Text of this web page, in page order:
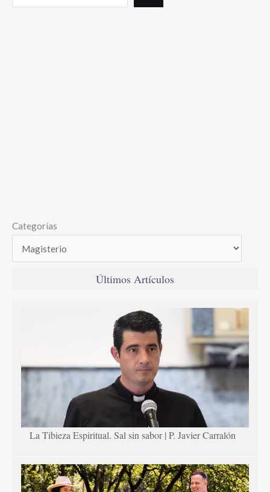
Categorías
Últimos Artículos
La Tibieza Espiritual. Sal sin sabor | P. Javier Carralón